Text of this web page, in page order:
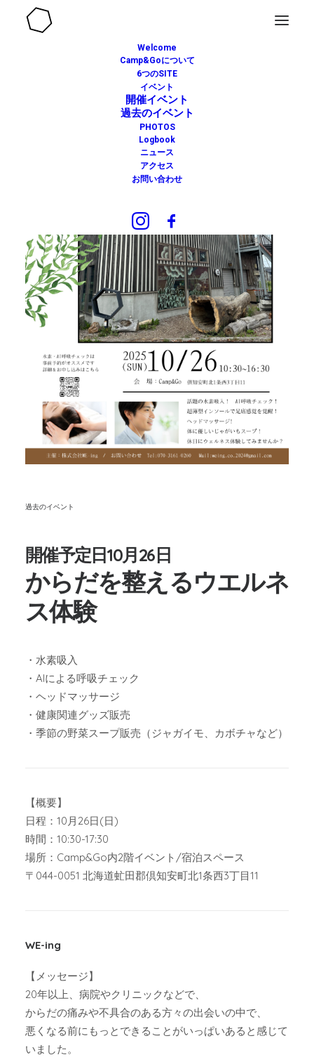
Welcome
Camp&Goについて
6つのSITE
イベント
開催イベント
過去のイベント
PHOTOS
Logbook
ニュース
アクセス
お問い合わせ
過去のイベント
開催予定日10月26日
からだを整えるウエルネ
ス体験
・水素吸入
・AIによる呼吸チェック
・ヘッドマッサージ
・健康関連グッズ販売
・季節の野菜スープ販売（ジャガイモ、カボチャなど）
【概要】
日程：10月26日(日)
時間：10:30-17:30
場所：Camp&Go内2階イベント/宿泊スペース
〒044-0051 北海道虻田郡倶知安町北1条西3丁目11
WE-ing
【メッセージ】
20年以上、病院やクリニックなどで、
からだの痛みや不具合のある方々の出会いの中で、
悪くなる前にもっとできることがいっぱいあると感じて
いました。